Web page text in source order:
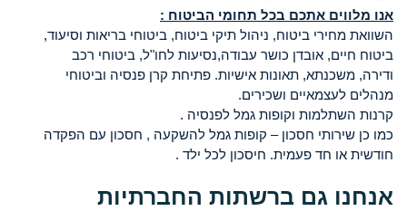
אנו מלווים אתכם בכל תחומי הביטוח :
השוואת מחירי ביטוח, ניהול תיקי ביטוח, ביטוחי בריאות וסיעוד,
ביטוח חיים, אובדן כושר עבודה,נסיעות לחו"ל, ביטוחי רכב
ודירה, משכנתא, תאונות אישיות. פתיחת קרן פנסיה וביטוחי
מנהלים לעצמאיים ושכירים.
קרנות השתלמות וקופות גמל לפנסיה .
כמו כן שירותי חסכון – קופות גמל להשקעה , חסכון עם הפקדה
חודשית או חד פעמית. חיסכון לכל ילד .
אנחנו גם ברשתות החברתיות